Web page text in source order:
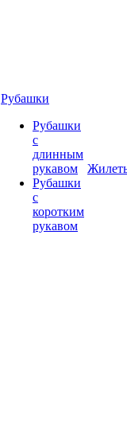
Рубашки
Рубашки
с
длинным
рукавом
Рубашки
с
коротким
рукавом